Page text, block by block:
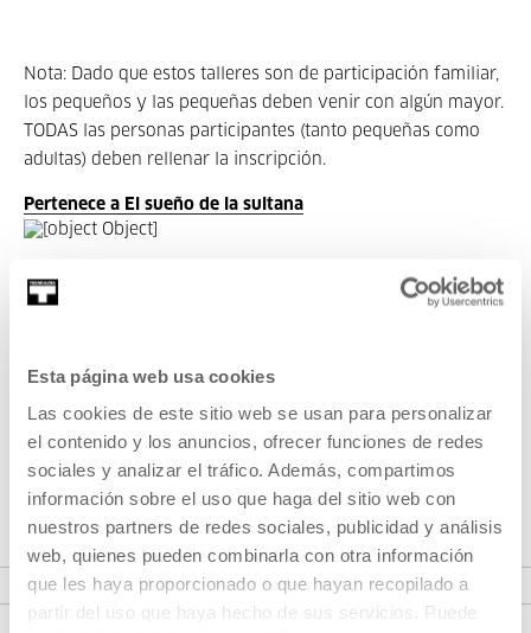
Esta página web usa cookies
Las cookies de este sitio web se usan para personalizar
el contenido y los anuncios, ofrecer funciones de redes
sociales y analizar el tráfico. Además, compartimos
información sobre el uso que haga del sitio web con
nuestros partners de redes sociales, publicidad y análisis
web, quienes pueden combinarla con otra información
que les haya proporcionado o que hayan recopilado a
partir del uso que haya hecho de sus servicios. Puede
Nota: Dado que estos talleres son de participación familiar,
los pequeños y las pequeñas deben venir con algún mayor.
TODAS las personas participantes (tanto pequeñas como
adultas) deben rellenar la inscripción.
Pertenece a El sueño de la sultana
sueño de la sultana
Exposición sobre el proceso de creación de la películaEl
sueño de la sultana, de la artista y directora de cine Isabel
Herguera (San Sebastián, 1961).
VER EXPOSICIÓN